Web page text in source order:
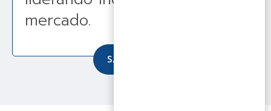
mercado.
SAIBA MAIS